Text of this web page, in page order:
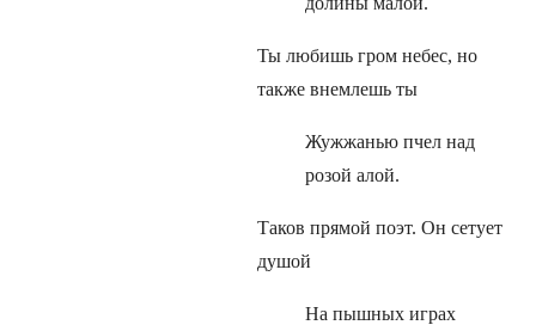
Ты любишь гром небес, но
также внемлешь ты
Жужжанью пчел над
розой алой.
Таков прямой поэт. Он сетует
душой
На пышных играх